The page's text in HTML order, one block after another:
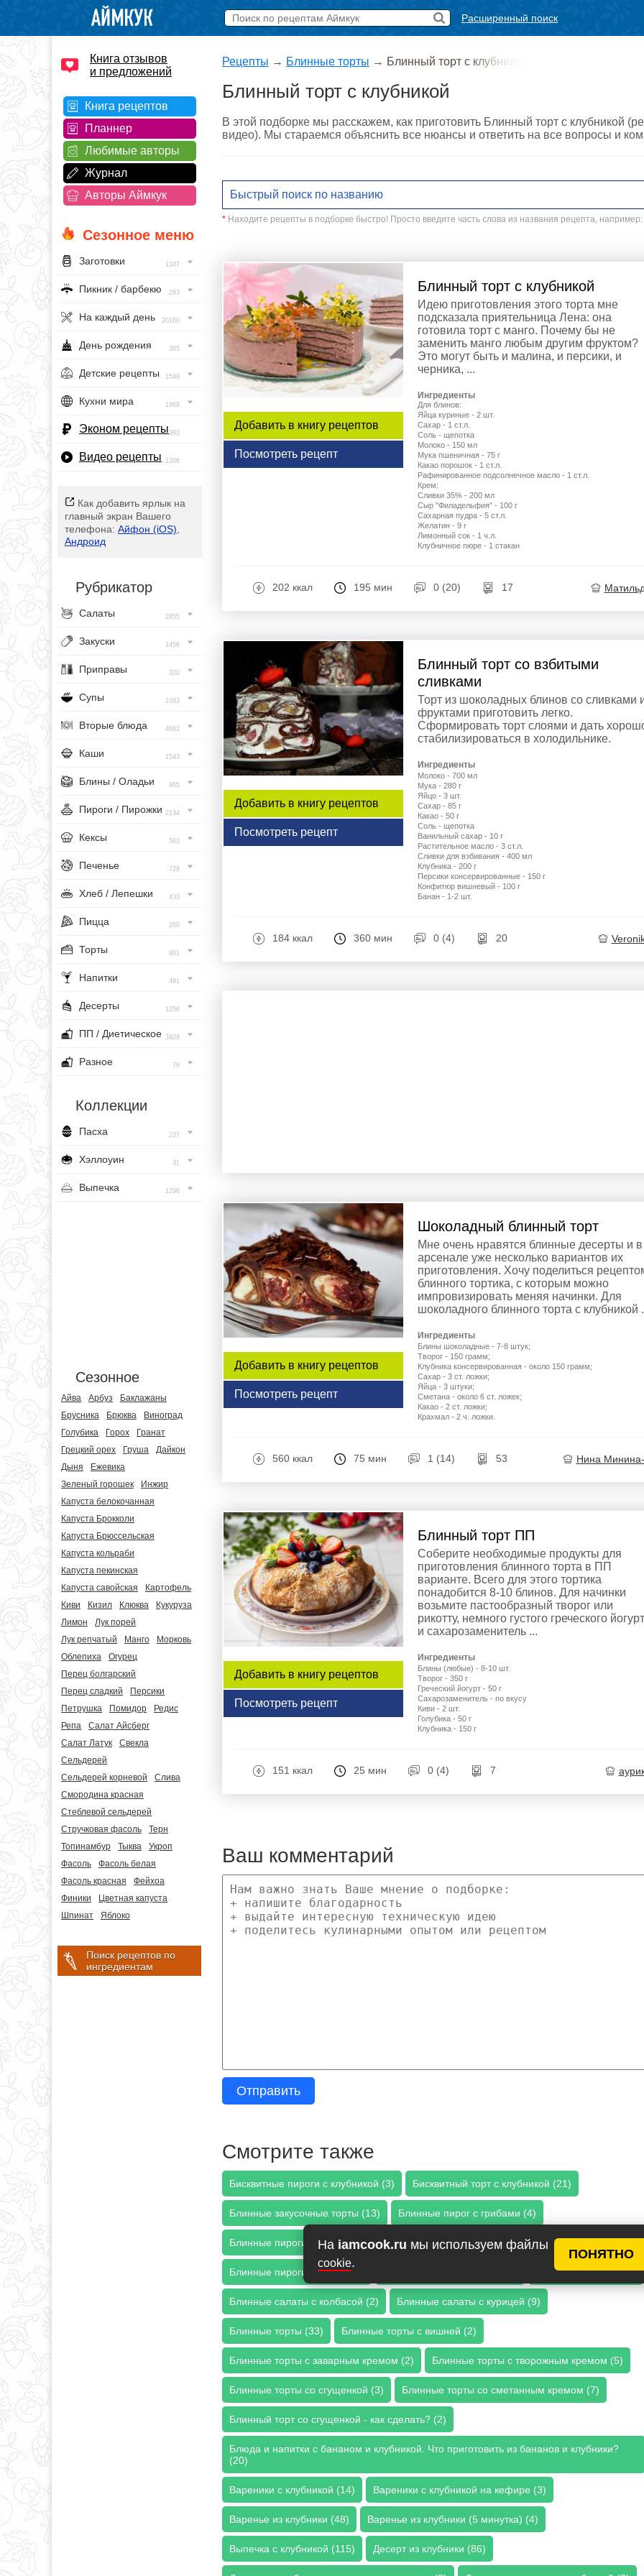
На iamcook.ru мы используем файлы
cookie.
ПОНЯТНО
Расширенный поиск
Книга отзывов
и предложений
Книга рецептов
Планнер
Любимые авторы
Журнал
Авторы Аймкук
Сезонное меню
Заготовки 1347
Пикник / барбекю 293
На каждый день 20160
День рождения 385
Детские рецепты 1548
Кухни мира 1968
Эконом рецепты393
Видео рецепты 1396
Как добавить ярлык на
главный экран Вашего
телефона: Айфон (iOS)
Андроид
Рубрикатор
Салаты 2955
Закуски 1456
Приправы 320
Супы 1083
Вторые блюда 4682
Каши 1543
Блины / Оладьи 965
Пироги / Пирожки 2134
Кексы 563
Печенье 728
Хлеб / Лепешки 433
Пицца 260
Торты 801
Напитки 491
Десерты 1256
ПП / Диетическое 3929
Разное 76
Коллекции
Пасха 237
Хэллоуин 31
Выпечка 1296
Сезонное
Айва Арбуз
Баклажаны
Брусника
Брюква
Виноград
Голубика
Горох
Гранат
Грецкий орех
Груша
Дайкон
Дыня
Ежевика
Зеленый горошек
Инжир
Капуста белокочанная
Капуста Брокколи
Капуста Брюссельская
Капуста кольраби
Капуста пекинская
Капуста савойская
Картофель
Киви
Кизил Клюква
Кукуруза
Лимон
Лук порей
Лук репчатый
Манго
Морковь
Облепиха
Огурец
Перец болгарский
Перец сладкий
Персики
Петрушка
Помидор
Редис
Репа
Салат Айсберг
Салат Латук
Свекла
Сельдерей
Сельдерей корневой
Слива
Смородина красная
Стеблевой сельдерей
Стручковая фасоль
Терн
Топинамбур
Тыква
Укроп
Фасоль
Фасоль белая
Фасоль красная
Фейхоа
Финики
Цветная капуста
Шпинат
Яблоко
Поиск рецептов по
ингредиентам
Рецепты → Блинные торты → Блинный торт с клубникой
Блинный торт с клубникой
В этой подборке мы расскажем, как приготовить Блинный торт с клубникой
видео). Мы стараемся объяснить все нюансы и ответить на все вопросы и
* Находите рецепты в подборке быстро! Просто введите часть слова из названия рецепта, например:
Добавить в книгу рецептов
Посмотреть рецепт
Блинный торт с клубникой
Идею приготовления этого торта мне
подсказала приятельница Лена: она
готовила торт с манго. Почему бы не
заменить манго любым другим фруктом?
Это могут быть и малина, и персики, и
черника, ...
Ингредиенты
Для блинов:
Яйца куриные - 2 шт.
Сахар - 1 ст.л.
Соль - щепотка
Молоко - 150 мл
Мука пшеничная - 75 г
Какао порошок - 1 ст.л.
Рафинированное подсолнечное масло - 1 ст.л.
Крем:
Сливки 35% - 200 мл
Сыр "Филадельфия" - 100 г
Сахарная пудра - 5 ст.л.
Желатин - 9 г
Лимонный сок - 1 ч.л.
Клубничное пюре - 1 стакан
202 ккал 195 мин 0 (20) 17
Добавить в книгу рецептов
Посмотреть рецепт
Блинный торт со взбитыми
сливками
Торт из шоколадных блинов со сливками
фруктами приготовить легко.
Сформировать торт слоями и дать
стабилизироваться в холодильнике.
Ингредиенты
Молоко - 700 мл
Мука - 280 г
Яйцо - 3 шт.
Сахар - 85 г
Какао - 50 г
Соль - щепотка
Ванильный сахар - 10 г
Растительное масло - 3 ст.л.
Сливки для взбивания - 400 мл
Клубника - 200 г
Персики консервированные - 150 г
Конфитюр вишневый - 100 г
Банан - 1-2 шт.
184 ккал 360 мин 0 (4) 20
Добавить в книгу рецептов
Посмотреть рецепт
Шоколадный блинный торт
Мне очень нравятся блинные десерты и в
арсенале уже несколько вариантов их
приготовления. Хочу поделиться
блинного тортика, с которым можно
импровизировать меняя начинки. Для
шоколадного блинного торта с клубникой
Ингредиенты
Блины шоколадные - 7-8 штук;
Творог - 150 грамм;
Клубника консервированная - около 150 грамм;
Сахар - 3 ст. ложки;
Яйца - 3 штуки;
Сметана - около 6 ст. ложек;
Какао - 2 ст. ложки;
Крахмал - 2 ч. ложки.
560 ккал 75 мин 1 (14) 53 Нина
Добавить в книгу рецептов
Посмотреть рецепт
Блинный торт ПП
Соберите необходимые продукты для
приготовления блинного торта в ПП
варианте. Всего для этого тортика
понадобится 8-10 блинов. Для начинки
возьмите пастообразный творог или
рикотту, немного густого греческого
и сахарозаменитель ...
Ингредиенты
Блины (любые) - 8-10 шт.
Творог - 350 г
Греческий йогурт - 50 г
Сахарозаменитель - по вкусу
Киви - 2 шт.
Голубика - 50 г
Клубника - 150 г
151 ккал 25 мин 0 (4) 7
Ваш комментарий
Отправить
Смотрите также
Бисквитные пироги с клубникой (3) Бисквитный торт с клубникой (21)
Блинные закусочные торты (13) Блинные пирог с грибами (4)
Блинные пироги (24) Блинные пироги с курицей (7)
Блинные пироги с мясом (8) Блинные салаты (23)
Блинные салаты с колбасой (2) Блинные салаты с курицей (9)
Блинные торты (33) Блинные торты с вишней (2)
Блинные торты с заварным кремом (2) Блинные торты с творожным кремом (5)
Блинные торты со сгущенкой (3) Блинные торты со сметанным кремом (7)
Блинный торт со сгущенкой - как сделать? (2)
Блюда и напитки с бананом и клубникой. Что приготовить из бананов и клубники?
(20)
Вареники с клубникой (14) Вареники с клубникой на кефире (3)
Варенье из клубники (48) Варенье из клубники (5 минутка) (4)
Выпечка с клубникой (115) Десерт из клубники (86)